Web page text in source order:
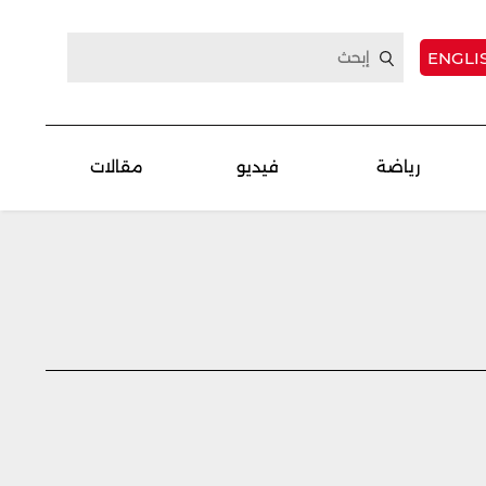
رياضة فيديو مقالات